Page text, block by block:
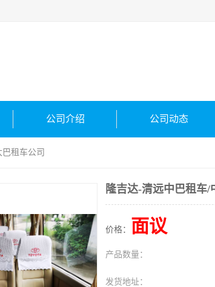
公司介绍 公司动态
租车公司
隆吉达-清远中巴租车/
价格： 面议
产品数量：
发货地址：